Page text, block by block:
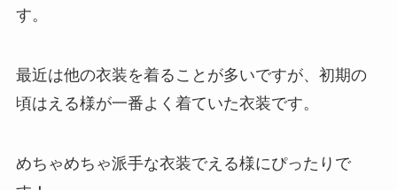
す。
最近は他の衣装を着ることが多いですが、初期の
頃はえる様が一番よく着ていた衣装です。
めちゃめちゃ派手な衣装でえる様にぴったりで